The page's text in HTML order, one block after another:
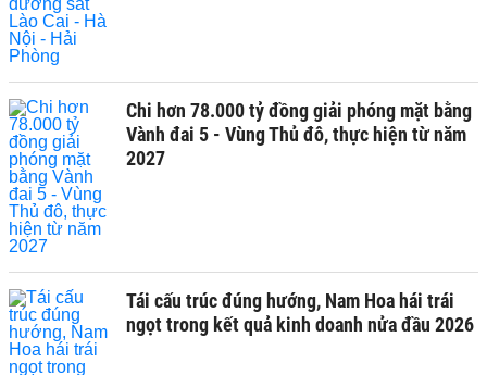
Chi hơn 78.000 tỷ đồng giải phóng mặt bằng
Vành đai 5 - Vùng Thủ đô, thực hiện từ năm
2027
Tái cấu trúc đúng hướng, Nam Hoa hái trái
ngọt trong kết quả kinh doanh nửa đầu 2026